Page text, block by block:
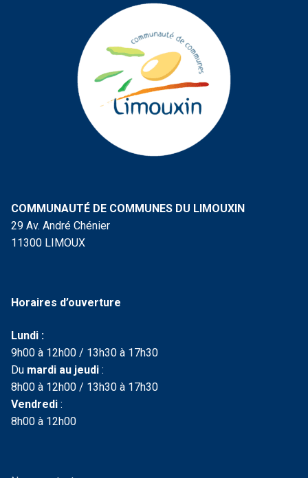
COMMUNAUTÉ DE COMMUNES DU LIMOUXIN
29 Av. André Chénier
11300 LIMOUX
Horaires d’ouverture
Lundi :
9h00 à 12h00 / 13h30 à 17h30
Du mardi au jeudi :
8h00 à 12h00 / 13h30 à 17h30
Vendredi :
8h00 à 12h00